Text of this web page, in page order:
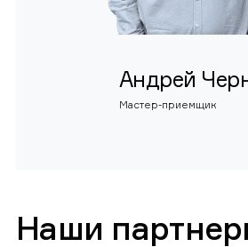
Андрей
Мастер-приемщик
Наши